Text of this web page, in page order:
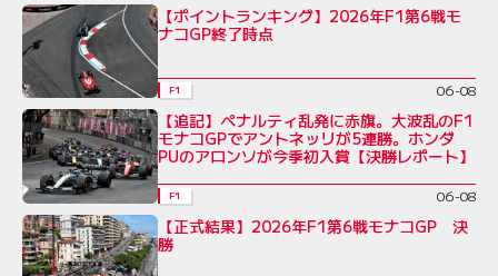
【ポイントランキング】2026年F1第6戦モ
ナコGP終了時点
F1 06-08
【追記】ペナルティ乱発に赤旗。大波乱のF1
モナコGPでアントネッリが5連勝。ホンダ
PUのアロンソが今季初入賞【決勝レポート】
F1 06-08
【正式結果】2026年F1第6戦モナコGP 決
勝